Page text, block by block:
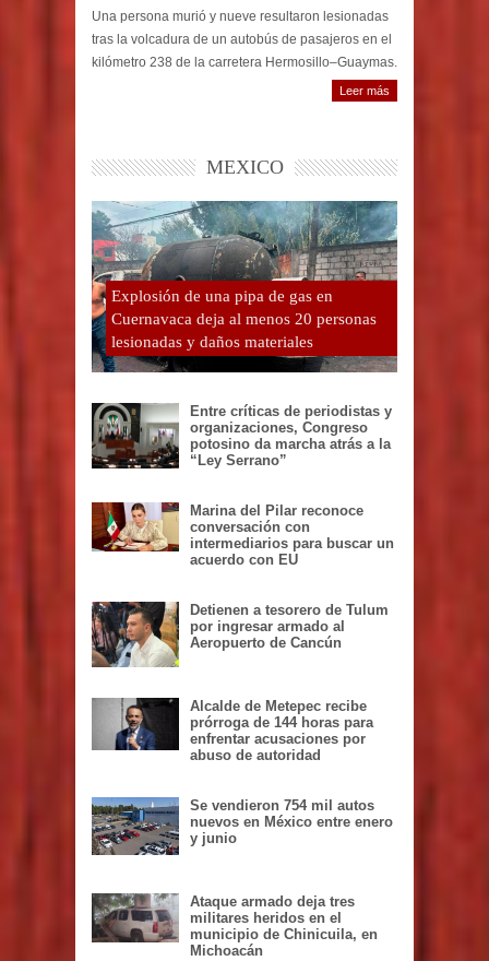
Una persona murió y nueve resultaron lesionadas
tras la volcadura de un autobús de pasajeros en el
kilómetro 238 de la carretera Hermosillo–Guaymas.
Leer más
MEXICO
Explosión de una pipa de gas en
Cuernavaca deja al menos 20 personas
lesionadas y daños materiales
Entre críticas de periodistas y
organizaciones, Congreso
potosino da marcha atrás a la
“Ley Serrano”
Marina del Pilar reconoce
conversación con
intermediarios para buscar un
acuerdo con EU
Detienen a tesorero de Tulum
por ingresar armado al
Aeropuerto de Cancún
Alcalde de Metepec recibe
prórroga de 144 horas para
enfrentar acusaciones por
abuso de autoridad
Se vendieron 754 mil autos
nuevos en México entre enero
y junio
Ataque armado deja tres
militares heridos en el
municipio de Chinicuila, en
Michoacán